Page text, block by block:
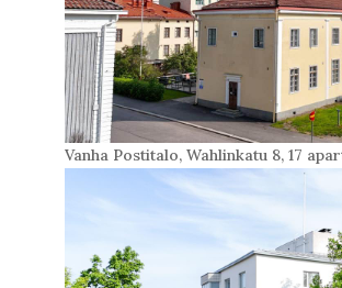
Vanha Postitalo, Wahlinkatu 8, 17